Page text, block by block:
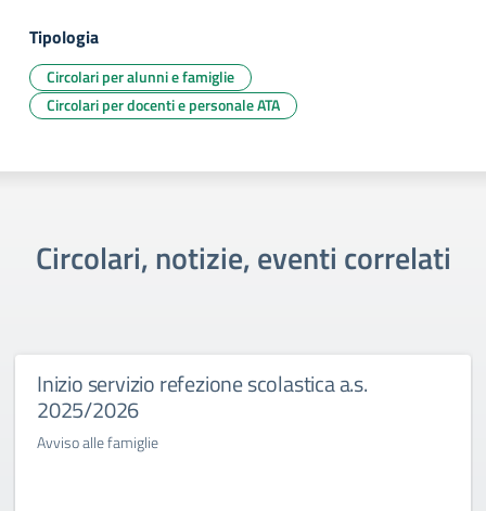
Tipologia
Circolari per alunni e famiglie
Circolari per docenti e personale ATA
Circolari, notizie, eventi correlati
Inizio servizio refezione scolastica a.s.
2025/2026
Avviso alle famiglie